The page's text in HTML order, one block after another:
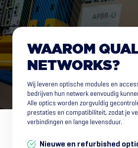
WAAROM
NETWORKS?
Wij leveren optische modules en
bedrijven hun netwerk eenvoudig
Alle optics worden zorgvuldig
prestaties en compatibiliteit, zodat je
verbindingen en lange levensduur.
Nieuwe en refurbished